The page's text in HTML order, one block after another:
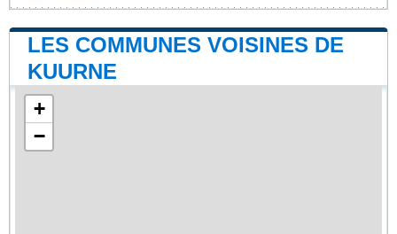
LES COMMUNES VOISINES DE
KUURNE
+
−